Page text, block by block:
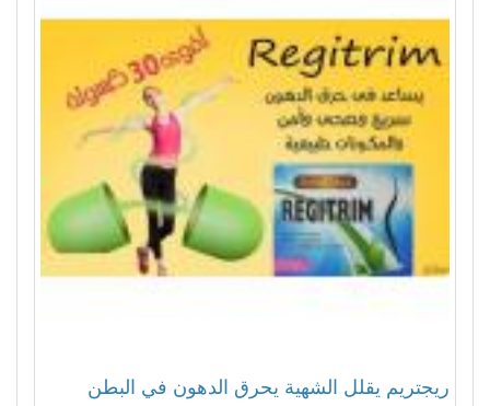
ريجتريم يقلل الشهية يحرق الدهون في البطن